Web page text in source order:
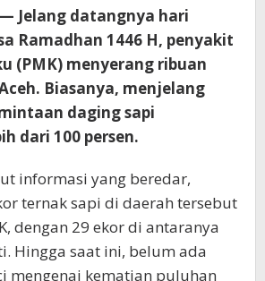
— Jelang datangnya hari
Ramadhan 1446 H, penyakit
(PMK) menyerang ribuan
Biasanya, menjelang
daging sapi
dari 100 persen.
informasi yang beredar,
ternak sapi di daerah tersebut
dengan 29 ekor di antaranya
Hingga saat ini, belum ada
mengenai kematian puluhan